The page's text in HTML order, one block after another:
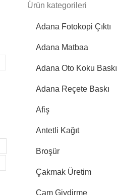
Ürün kategorileri
Adana Fotokopi Çıktı
Adana Matbaa
Adana Oto Koku Baskı
Adana Reçete Baskı
Afiş
Antetli Kağıt
Broşür
Çakmak Üretim
Cam Giydirme